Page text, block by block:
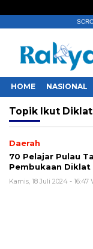
HOME NASIONAL
Topik Ikut Diklat
Daerah
70 Pelajar Pulau
Pembukaan Diklat
Kamis, 18 Juli 2024 - 16:47